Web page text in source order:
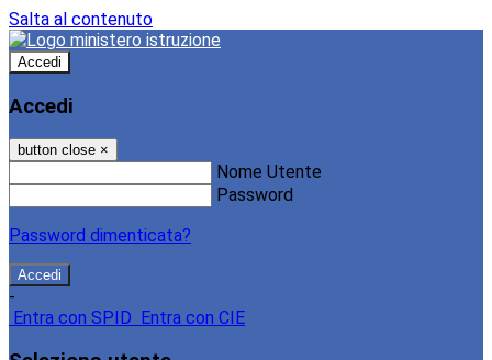
Salta al contenuto
Accedi
Accedi
button close ×
Nome Utente
Password
Password dimenticata?
-
Entra con SPID
Entra con CIE